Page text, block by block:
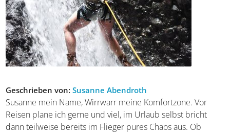
Geschrieben von:Susanne Abendroth
Susanne mein Name, Wirrwarr meine Komfortzone. Vor